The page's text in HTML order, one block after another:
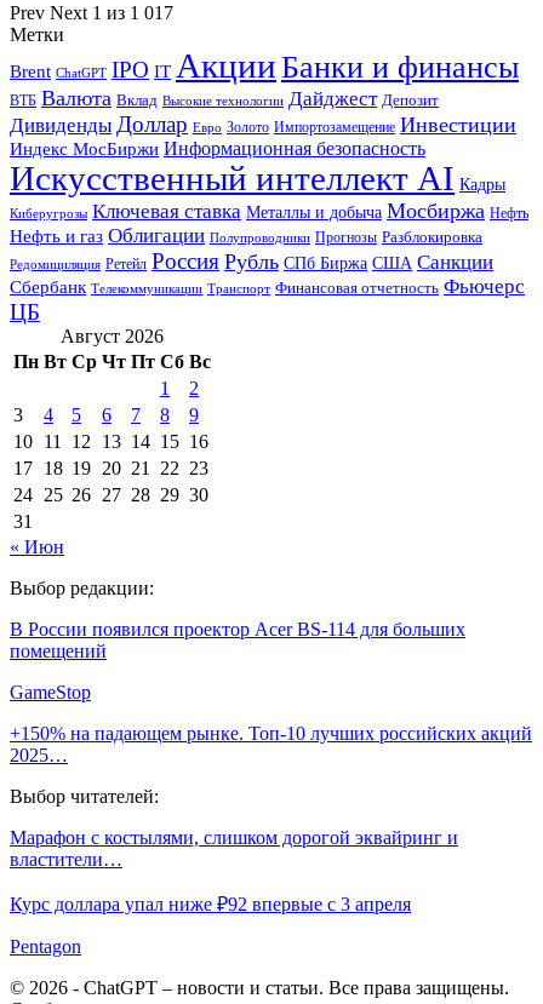
Prev Next 1 из 1 017
Метки
Brent ChatGPT IPO IT АкцииБанки и финансы
ВТБ Валюта Вклад Высокие технологии Дайджест Депозит
Дивиденды Доллар Евро Золото Импортозамещение Инвестиции
Индекс МосБиржи Информационная безопасность
Искусственный интеллект AI Кадры
Киберугрозы Ключевая ставка Металлы и добыча Мосбиржа Нефть
Нефть и газ Облигации Полупроводники Прогнозы Разблокировка
Редомициляция Ретейл Россия Рубль СПб Биржа США Санкции
Сбербанк Телекоммуникации Транспорт Финансовая отчетность Фьючерс
ЦБ
Август 2026
Пн Вт Ср Чт Пт Сб Вс
1
2
3
4 5 6 7 8
9
10 11 12 13 14 15 16
17 18 19 20 21 22 23
24 25 26 27 28 29 30
31
« Июн
Выбор редакции:
В России появился проектор Acer BS-114 для больших
помещений
GameStop
+150% на падающем рынке. Топ-10 лучших российских акций
2025…
Выбор читателей:
Марафон с костылями, слишком дорогой эквайринг и
властители…
Курс доллара упал ниже ₽92 впервые с 3 апреля
Pentagon
© 2026 - ChatGPT – новости и статьи. Все права защищены.